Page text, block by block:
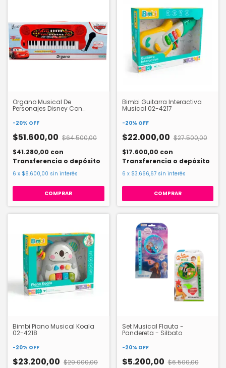
Organo Musical De
Personajes Disney Con
-20% OFF
$51.600,00 $64.500,00
$41.280,00 con
Transferencia o depósito
6 x $8.600,00 sin interés
COMPRAR
Bimbi Guitarra Interactiva
Musical 02-4217
-20% OFF
$22.000,00 $27.500,00
$17.600,00 con
Transferencia o depósito
6 x $3.666,67 sin interés
Bimbi Piano Musical Koala
02-4218
-20% OFF
$23.200,00 $29.000,00
Set Musical Flauta -
Pandereta - Silbato
-20% OFF
$5.200,00 $6.500,00